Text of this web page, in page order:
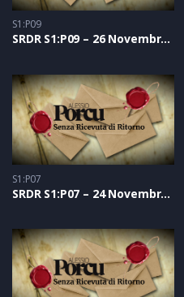
S1:P09
SRDR S1:P09 – 26 Novembre 2020
S1:P07
SRDR S1:P07 – 24 Novembre 2020